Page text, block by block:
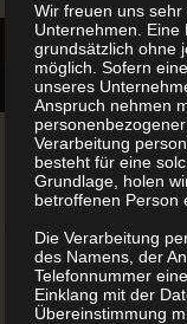
Immer wieder
in Händen ohne
Und das zu
Wir freuen uns
Unternehmen.
grundsätzlich ohne
möglich. Sofern
unseres
Anspruch nehmen
Verarbeitung
besteht für eine
Grundlage, holen
betroffenen Person
Die Verarbeitung
des Namens, der
Telefonnummer
Einklang mit der
Übereinstimmung